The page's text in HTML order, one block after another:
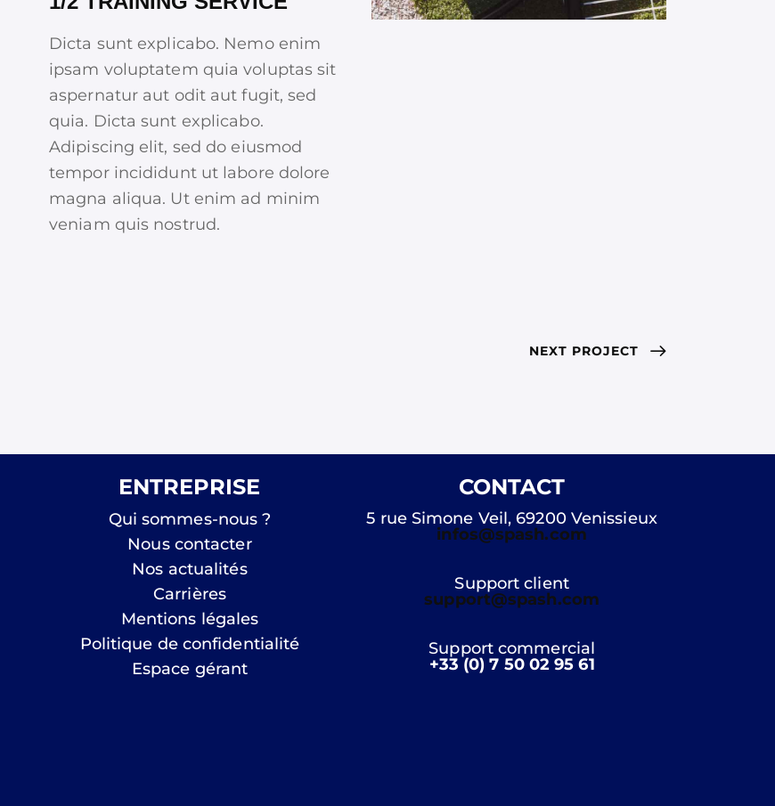
Dicta sunt explicabo. Nemo enim
ipsam voluptatem quia voluptas sit
aspernatur aut odit aut fugit, sed
quia. Dicta sunt explicabo.
Adipiscing elit, sed do eiusmod
tempor incididunt ut labore dolore
magna aliqua. Ut enim ad minim
veniam quis nostrud.
NEXT PROJECT
ENTREPRISE
Qui sommes-nous ?
Nous contacter
Nos actualités
Carrières
Mentions légales
Politique de confidentialité
Espace gérant
CONTACT
5 rue Simone Veil, 69200 Venissieux
infos@spash.com
Support client
support@spash.com
Support commercial
+33 (0) 7 50 02 95 61